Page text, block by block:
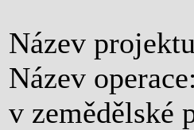
Název
Název
v zemědělské